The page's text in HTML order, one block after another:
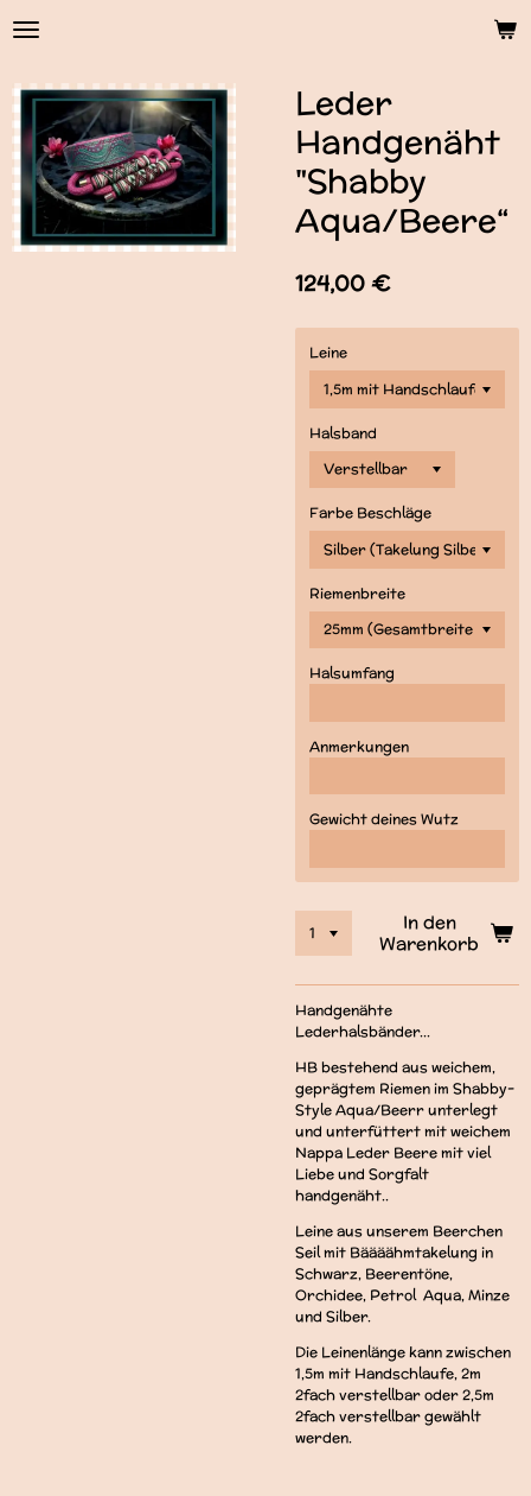
Zum
Hauptinhalt
Leder
Handgenäht
"Shabby
Aqua/Beere“
124,00 €
Leine
Halsband
Farbe Beschläge
Riemenbreite
Halsumfang
Anmerkungen
Gewicht deines Wutz
In den
Warenkorb
Handgenähte
Lederhalsbänder...
HB bestehend aus weichem,
geprägtem Riemen im Shabby-
Style Aqua/Beerr unterlegt
und unterfüttert mit weichem
Nappa Leder Beere mit viel
Liebe und Sorgfalt
handgenäht..
Leine aus unserem Beerchen
Seil mit Bäääähmtakelung in
Schwarz, Beerentöne,
Orchidee, Petrol Aqua, Minze
und Silber.
Die Leinenlänge kann zwischen
1,5m mit Handschlaufe, 2m
2fach verstellbar oder 2,5m
2fach verstellbar gewählt
werden.